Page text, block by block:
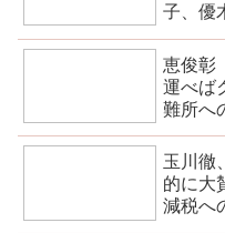
子、優
恵俊彰
運べば
難所へ
玉川徹
的に大
減税へ